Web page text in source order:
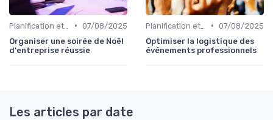
• 07/08/2025
Organiser une soirée de Noël
d'entreprise réussie
• 07/08/2025
Optimiser la logistique des
événements professionnels
Les articles par date